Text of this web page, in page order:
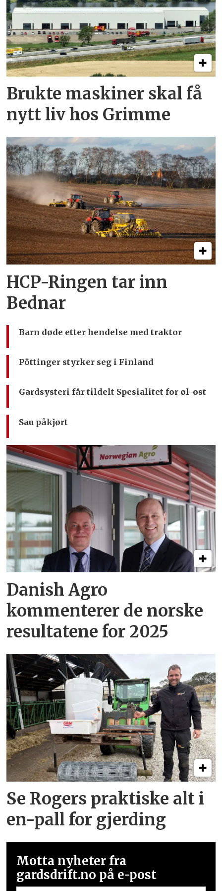
Brukte maskiner skal få
nytt liv hos Grimme
HCP-Ringen tar inn
Bednar
Barn døde etter hendelse med traktor
Pöttinger styrker seg i Finland
Gardsysteri får tildelt Spesialitet for øl-ost
Sau påkjørt
Danish Agro
kommenterer de norske
resultatene for 2025
Se Rogers praktiske alt i
en-pall for gjerding
Motta nyheter fra
gardsdrift.no på e-post